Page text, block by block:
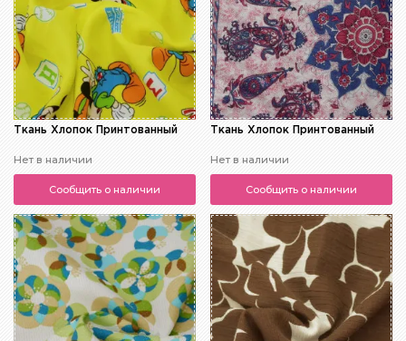
Ткань Хлопок Принтованный
Нет в наличии
Сообщить о наличии
Ткань Хлопок Принтованный
Нет в наличии
Сообщить о наличии